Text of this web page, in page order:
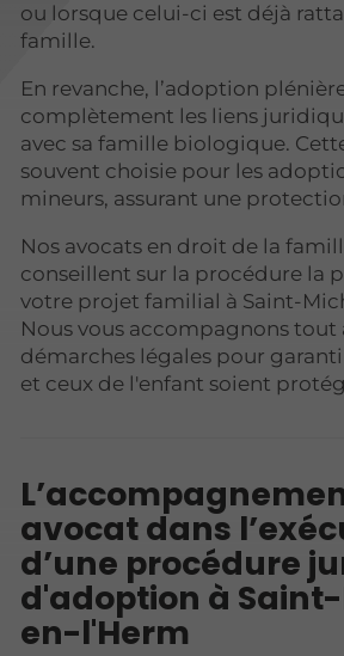
ou lorsque celui-ci est déjà
famille.
En revanche, l’adoption
complètement les liens
avec sa famille biologique.
souvent choisie pour les
mineurs, assurant une
Nos avocats en droit de la
conseillent sur la procédure la
votre projet familial à Saint-
Nous vous accompagnons tout
démarches légales pour
et ceux de l'enfant soient
avocat dans
d’une procédure
d'adoption à
en-l'Herm